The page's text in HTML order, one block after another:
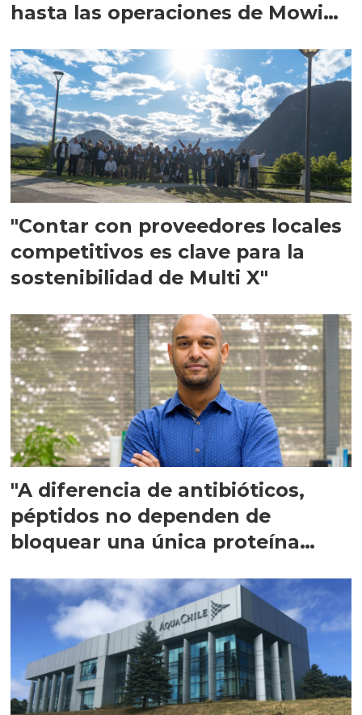
hasta las operaciones de Mowi
"Contar con proveedores locales
competitivos es clave para la
sostenibilidad de Multi X"
"A diferencia de antibióticos,
péptidos no dependen de
bloquear una única proteína